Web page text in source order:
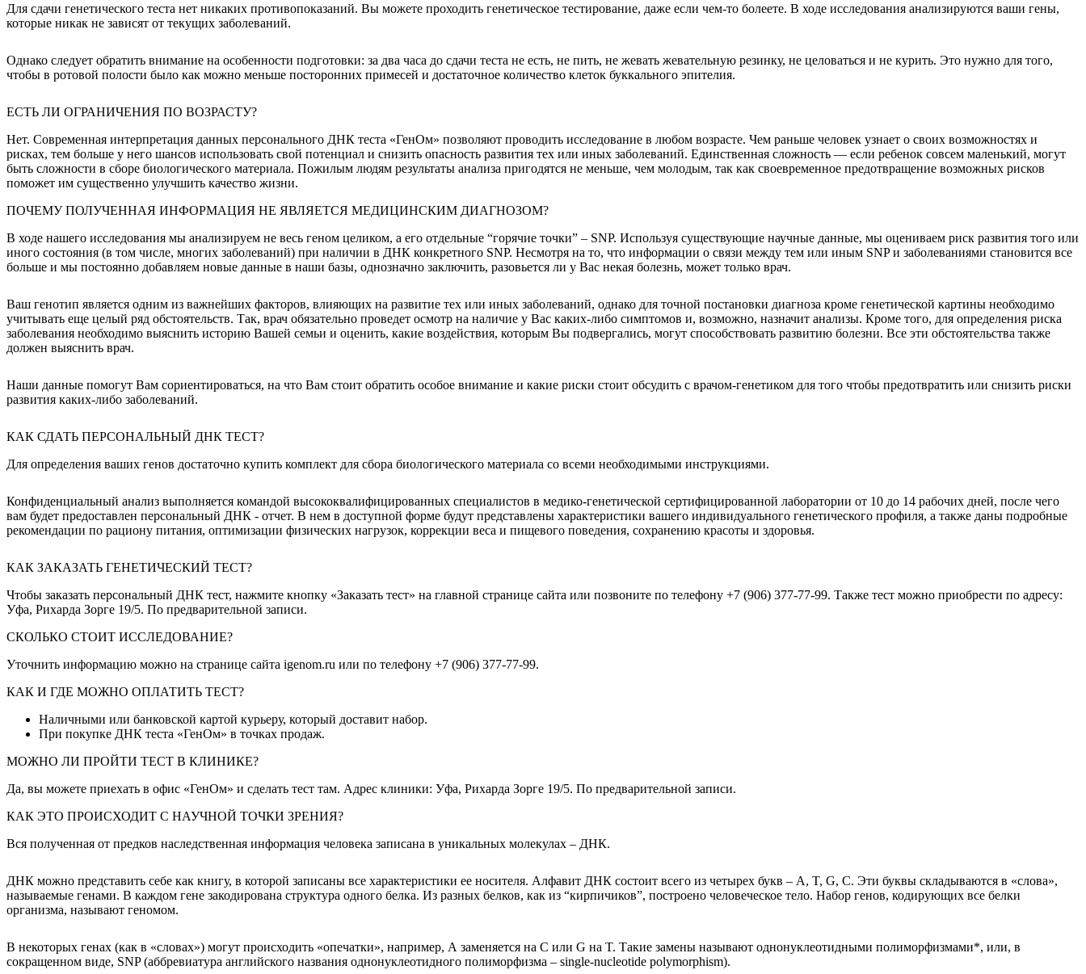
Для сдачи генетического теста нет никаких противопоказаний. Вы можете проходить генетическое тестирование, даже если чем-то болеете. В ходе исследования анализируются ваши гены,
которые никак не зависят от текущих заболеваний.
Однако следует обратить внимание на особенности подготовки: за два часа до сдачи теста не есть, не пить, не жевать жевательную резинку, не целоваться и не курить. Это нужно для того,
чтобы в ротовой полости было как можно меньше посторонних примесей и достаточное количество клеток буккального эпителия.
ЕСТЬ ЛИ ОГРАНИЧЕНИЯ ПО ВОЗРАСТУ?
Нет. Современная интерпретация данных персонального ДНК теста «ГенОм» позволяют проводить исследование в любом возрасте. Чем раньше человек узнает о своих возможностях и
рисках, тем больше у него шансов использовать свой потенциал и снизить опасность развития тех или иных заболеваний. Единственная сложность — если ребенок совсем маленький, могут
быть сложности в сборе биологического материала. Пожилым людям результаты анализа пригодятся не меньше, чем молодым, так как своевременное предотвращение возможных рисков
поможет им существенно улучшить качество жизни.
ПОЧЕМУ ПОЛУЧЕННАЯ ИНФОРМАЦИЯ НЕ ЯВЛЯЕТСЯ МЕДИЦИНСКИМ ДИАГНОЗОМ?
В ходе нашего исследования мы анализируем не весь геном целиком, а его отдельные “горячие точки” – SNP. Используя существующие научные данные, мы оцениваем риск развития того или
иного состояния (в том числе, многих заболеваний) при наличии в ДНК конкретного SNP. Несмотря на то, что информации о связи между тем или иным SNP и заболеваниями становится все
больше и мы постоянно добавляем новые данные в наши базы, однозначно заключить, разовьется ли у Вас некая болезнь, может только врач.
Ваш генотип является одним из важнейших факторов, влияющих на развитие тех или иных заболеваний, однако для точной постановки диагноза кроме генетической картины необходимо
учитывать еще целый ряд обстоятельств. Так, врач обязательно проведет осмотр на наличие у Вас каких-либо симптомов и, возможно, назначит анализы. Кроме того, для определения риска
заболевания необходимо выяснить историю Вашей семьи и оценить, какие воздействия, которым Вы подвергались, могут способствовать развитию болезни. Все эти обстоятельства также
должен выяснить врач.
Наши данные помогут Вам сориентироваться, на что Вам стоит обратить особое внимание и какие риски стоит обсудить с врачом-генетиком для того чтобы предотвратить или снизить риски
развития каких-либо заболеваний.
КАК СДАТЬ ПЕРСОНАЛЬНЫЙ ДНК ТЕСТ?
Для определения ваших генов достаточно купить комплект для сбора биологического материала со всеми необходимыми инструкциями.
Конфиденциальный анализ выполняется командой высококвалифицированных специалистов в медико-генетической сертифицированной лаборатории от 10 до 14 рабочих дней, после чего
вам будет предоставлен персональный ДНК - отчет. В нем в доступной форме будут представлены характеристики вашего индивидуального генетического профиля, а также даны подробные
рекомендации по рациону питания, оптимизации физических нагрузок, коррекции веса и пищевого поведения, сохранению красоты и здоровья.
КАК ЗАКАЗАТЬ ГЕНЕТИЧЕСКИЙ ТЕСТ?
Чтобы заказать персональный ДНК тест, нажмите кнопку «Заказать тест» на главной странице сайта или позвоните по телефону +7 (906) 377-77-99. Также тест можно приобрести по адресу:
Уфа, Рихарда Зорге 19/5. По предварительной записи.
СКОЛЬКО СТОИТ ИССЛЕДОВАНИЕ?
Уточнить информацию можно на странице сайта igenom.ru или по телефону +7 (906) 377-77-99.
КАК И ГДЕ МОЖНО ОПЛАТИТЬ ТЕСТ?
Наличными или банковской картой курьеру, который доставит набор.
При покупке ДНК теста «ГенОм» в точках продаж.
МОЖНО ЛИ ПРОЙТИ ТЕСТ В КЛИНИКЕ?
Да, вы можете приехать в офис «ГенОм» и сделать тест там. Адрес клиники: Уфа, Рихарда Зорге 19/5. По предварительной записи.
КАК ЭТО ПРОИСХОДИТ С НАУЧНОЙ ТОЧКИ ЗРЕНИЯ?
Вся полученная от предков наследственная информация человека записана в уникальных молекулах – ДНК.
ДНК можно представить себе как книгу, в которой записаны все характеристики ее носителя. Алфавит ДНК состоит всего из четырех букв – A, T, G, C. Эти буквы складываются в «слова»,
называемые генами. В каждом гене закодирована структура одного белка. Из разных белков, как из “кирпичиков”, построено человеческое тело. Набор генов, кодирующих все белки
организма, называют геномом.
В некоторых генах (как в «словах») могут происходить «опечатки», например, А заменяется на С или G на T. Такие замены называют однонуклеотидными полиморфизмами*, или, в
сокращенном виде, SNP (аббревиатура английского названия однонуклеотидного полиморфизма – single-nucleotide polymorphism).